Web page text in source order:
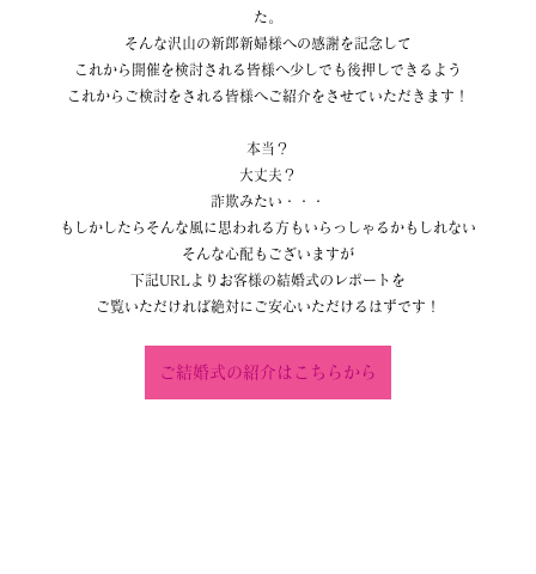
た。
そんな沢山の新郎新婦様への感謝を記念して
これから開催を検討される皆様へ少しでも後押しできるよう
これからご検討をされる皆様へご紹介をさせていただきます！
本当？
大丈夫？
詐欺みたい・・・
もしかしたらそんな風に思われる方もいらっしゃるかもしれない
そんな心配もございますが
下記URLよりお客様の結婚式のレポートを
ご覧いただければ絶対にご安心いただけるはずです！
ご結婚式の紹介はこちらから